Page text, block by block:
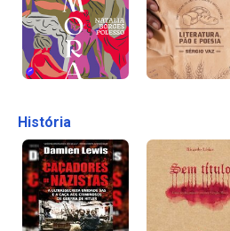
História